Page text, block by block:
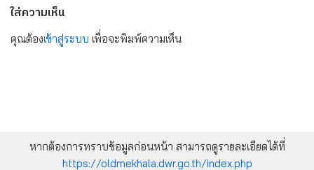
ใส่ความเห็น
คุณต้องเข้าสู่ระบบ เพื่อจะพิมพ์ความเห็น
หากต้องการทราบข้อมูลก่อนหน้า สามารถดูรายละเอียดได้ที่
https://oldmekhala.dwr.go.th/index.php